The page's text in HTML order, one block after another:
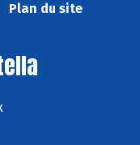
Plan du site